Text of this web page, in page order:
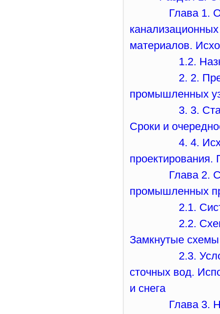
Глава 1.
материалов.
1.2.
2. 2.
промышленных
3. 3.
Сроки и
4. 4.
проектирования.
Глава 2.
промышленных
2.1.
2.2.
Замкнутые
2.3.
сточных вод.
и снега
Глава 3.